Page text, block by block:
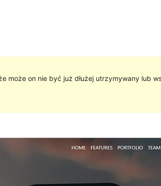
może on nie być już dłużej utrzymywany lub